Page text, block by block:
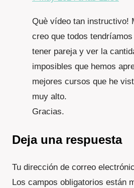
Què vídeo tan instructivo!
creo que todos
tener pareja y ver la
imposibles que hemos
mejores cursos que he
muy alto.
Gracias.
Deja una respuesta
Tu dirección de correo
Los campos obligatorios están